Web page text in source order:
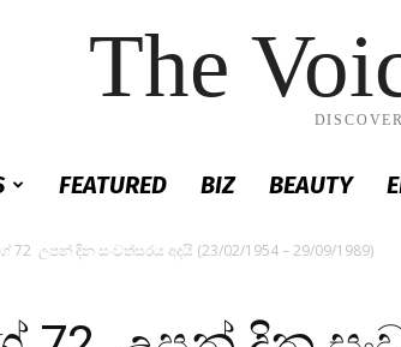
The
FEATURED BIZ BEAUTY
72 උපන් දින සංවත්සරය අදයි (23/02/1954 – 29/09/1989)